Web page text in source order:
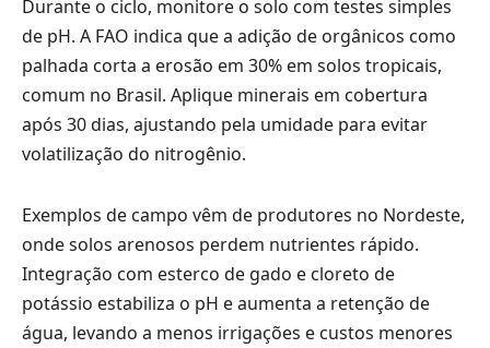
Durante o ciclo, monitore o solo com testes simples
de pH. A FAO indica que a adição de orgânicos como
palhada corta a erosão em 30% em solos tropicais,
comum no Brasil. Aplique minerais em cobertura
após 30 dias, ajustando pela umidade para evitar
volatilização do nitrogênio.
Exemplos de campo vêm de produtores no Nordeste,
onde solos arenosos perdem nutrientes rápido.
Integração com esterco de gado e cloreto de
potássio estabiliza o pH e aumenta a retenção de
água, levando a menos irrigações e custos menores